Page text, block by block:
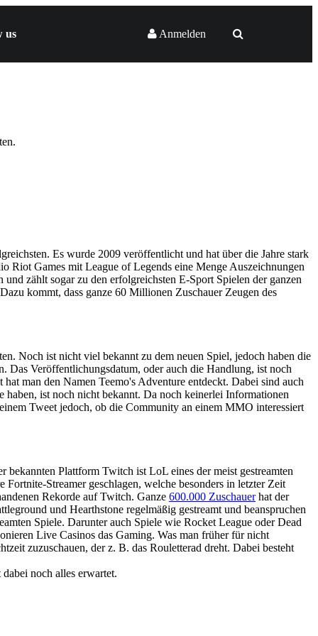
us Anmelden
Es wurde 2009 veröffentlicht und hat über die Jahre stark
Riot Games mit League of Legends eine Menge Auszeichnungen
zählt sogar zu den erfolgreichsten E-Sport Spielen der ganzen
kommt, dass ganze 60 Millionen Zuschauer Zeugen des
Noch ist nicht viel bekannt zu dem neuen Spiel, jedoch haben die
Das Veröffentlichungsdatum, oder auch die Handlung, ist noch
man den Namen Teemo's Adventure entdeckt. Dabei sind auch
ist noch nicht bekannt. Da noch keinerlei Informationen
Tweet jedoch, ob die Community an einem MMO interessiert
Plattform Twitch ist LoL eines der meist gestreamten
Streamer geschlagen, welche besonders in letzter Zeit
Rekorde auf Twitch. Ganze 600.000 Zuschauerhat der
und Hearthstone regelmäßig gestreamt und beanspruchen
Spiele. Darunter auch Spiele wie Rocket League oder Dead
Live Casinos das Gaming. Was man früher für nicht
zuzuschauen, der z. B. das Rouletterad dreht. Dabei besteht
noch alles erwartet.